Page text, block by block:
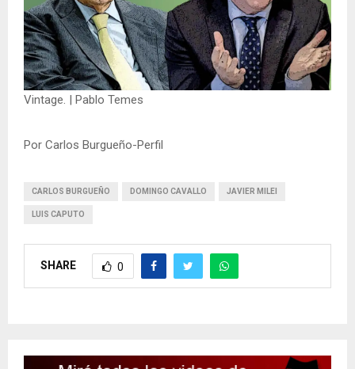
Vintage. | Pablo Temes
Por Carlos Burgueño-Perfil
CARLOS BURGUEÑO DOMINGO CAVALLO JAVIER MILEI
LUIS CAPUTO
SHARE 0